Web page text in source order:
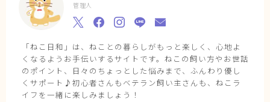
管理人
「ねこ日和」は、ねことの暮らしがもっと楽しく、心地よ
くなるようお手伝いするサイトです。ねこの飼い方やお世話
のポイント、日々のちょっとした悩みまで、ふんわり優し
くサポート♪初心者さんもベテラン飼い主さんも、ねこラ
イフを一緒に楽しみましょう！